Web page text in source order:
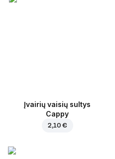
Įvairių vaisių sultys
Cappy
2,10 €